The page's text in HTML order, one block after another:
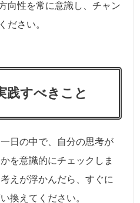
向性を常に意識し、チャン
ださい。
践すべきこと
日の中で、自分の思考が
を意識的にチェックしま
えが浮かんだら、すぐに
換えてください。